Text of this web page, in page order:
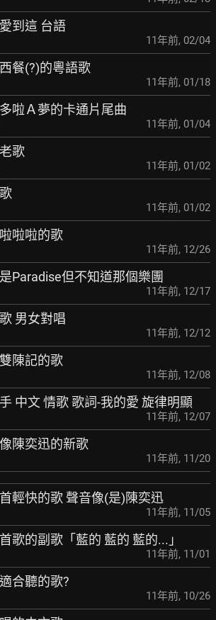
到這 台語
11年前, 02/04
餐(?)的粵語歌
11年前, 01/18
啦Ａ夢的卡通片尾曲
11年前, 01/04
歌
11年前, 01/02
11年前, 01/02
啦啦的歌
11年前, 12/26
Paradise但不知道那個樂團
11年前, 12/17
男女對唱
11年前, 12/12
陳記的歌
11年前, 12/08
中文 情歌 歌詞-我的愛 旋律明顯
11年前, 12/07
陳奕迅的新歌
11年前, 11/20
輕快的歌 聲音像(是)陳奕迅
11年前, 11/05
歌的副歌「藍的 藍的 藍的...」
11年前, 11/01
合聽的歌?
11年前, 10/26